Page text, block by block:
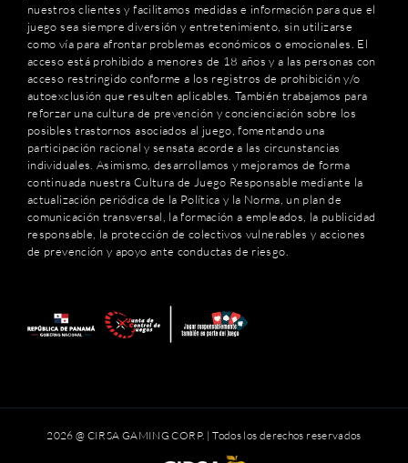
nuestros clientes y facilitamos medidas e información para que el
juego sea siempre diversión y entretenimiento, sin utilizarse
como vía para afrontar problemas económicos o emocionales. El
acceso está prohibido a menores de 18 años y a las personas con
acceso restringido conforme a los registros de prohibición y/o
autoexclusión que resulten aplicables. También trabajamos para
reforzar una cultura de prevención y concienciación sobre los
posibles trastornos asociados al juego, fomentando una
participación racional y sensata acorde a las circunstancias
individuales. Asimismo, desarrollamos y mejoramos de forma
continuada nuestra Cultura de Juego Responsable mediante la
actualización periódica de la Política y la Norma, un plan de
comunicación transversal, la formación a empleados, la publicidad
responsable, la protección de colectivos vulnerables y acciones
de prevención y apoyo ante conductas de riesgo.
2026 @ CIRSA GAMING CORP. | Todos los derechos reservados